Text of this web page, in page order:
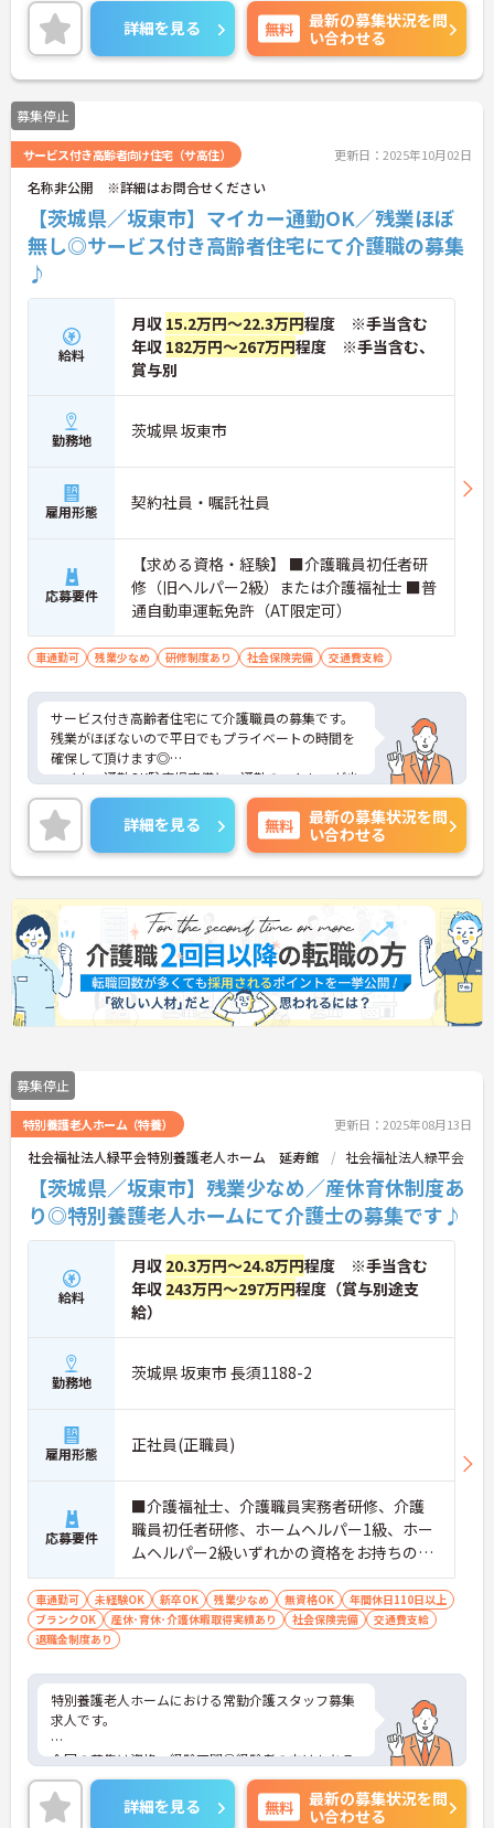
また、24時間の託児所も完備しているので、子育て
中の方もお仕事との両立が可能です！
ご興味ある方には、面接対策ポイントなど、さらに
詳細をお話しいたしますのでお気軽にご相談くださ
い！
詳細を見る 無料
最新の募集状況を問
い合わせる
募集停止
サービス付き高齢者向け住宅（サ高住） 更新日：2025年10月02日
名称非公開 ※詳細はお問合せください
【茨城県／坂東市】マイカー通勤OK／残業ほぼ
無し◎サービス付き高齢者住宅にて介護職の募集
♪
給料
月収 15.2万円～22.3万円程度 ※手当含む
年収 182万円～267万円程度 ※手当含む、
賞与別
勤務地 茨城県 坂東市
雇用形態 契約社員・嘱託社員
応募要件
【求める資格・経験】 ■介護職員初任者研
修（旧ヘルパー2級）または介護福祉士 ■普
通自動車運転免許（AT限定可）
車通勤可 残業少なめ 研修制度あり 社会保険完備 交通費支給
サービス付き高齢者住宅にて介護職員の募集です。
残業がほぼないので平日でもプライベートの時間を
確保して頂けます◎
マイカー通勤OK駐車場完備と、通勤のストレスが少
ないのも嬉しいポイントです。
ご興味ある方には、面接対策ポイントなど、さらに
詳細をお話しいたしますのでお気軽にご相談くださ
い。
詳細を見る 無料
最新の募集状況を問
い合わせる
募集停止
特別養護老人ホーム（特養） 更新日：2025年08月13日
社会福祉法人緑平会特別養護老人ホーム 延寿館 社会福祉法人緑平会
【茨城県／坂東市】残業少なめ／産休育休制度あ
り◎特別養護老人ホームにて介護士の募集です♪
給料
月収 20.3万円～24.8万円程度 ※手当含む
年収 243万円～297万円程度（賞与別途支
給）
勤務地 茨城県 坂東市 長須1188-2
雇用形態 正社員(正職員)
応募要件
■介護福祉士、介護職員実務者研修、介護
職員初任者研修、ホームヘルパー1級、ホー
ムヘルパー2級いずれかの資格をお持ちの方
尚可 ※経験者尚可
車通勤可 未経験OK 新卒OK 残業少なめ 無資格OK
年間休日110日以上
ブランクOK
産休･育休･介護休暇取得実績あり 社会保険完備
交通費支給
退職金制度あり
特別養護老人ホームにおける常勤介護スタッフ募集
求人です。
今回の募集は資格・経験不問◎経験者の方はもちろ
ん、これから頑張りたい、チャレンジしたいという
方にもオススメの求人。
詳細を見る 無料
最新の募集状況を問
い合わせる